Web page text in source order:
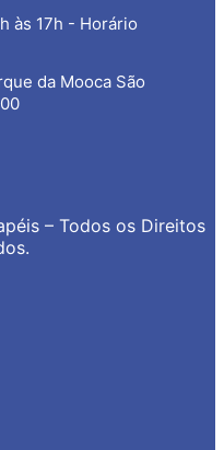
às 17h - Horário
da Mooca São
– Todos os Direitos